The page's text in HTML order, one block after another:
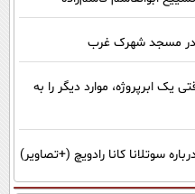
در مسجد شهرک غرب
یک ابرپروژه، موارد دیگر را به
سوتلانا کانا رادویچ (+تصاویر)